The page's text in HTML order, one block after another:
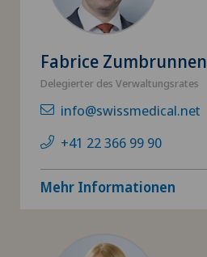
Fabrice Zumbrunnen
Delegierter des Verwaltungsrates
info@swissmedical.net
+41 22 366 99 90
Mehr Informationen